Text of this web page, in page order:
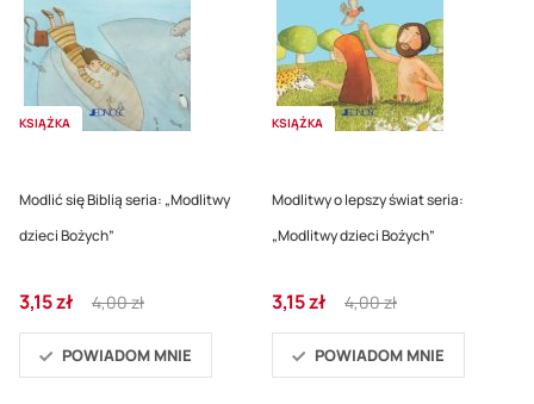
KSIĄŻKA
Modlić się Biblią seria: „Modlitwy
dzieci Bożych”
Cena
promocyjna
3,15 zł
Regular
Price
4,00 zł
POWIADOM MNIE
KSIĄŻKA
Modlitwy o lepszy świat seria:
„Modlitwy dzieci Bożych”
Cena
promocyjna
3,15 zł
Regular
Price
4,00 zł
POWIADOM MNIE